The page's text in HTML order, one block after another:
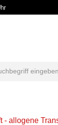
- allogene